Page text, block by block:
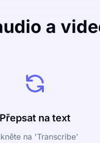
a
Přepsat na text
na 'Transcribe'